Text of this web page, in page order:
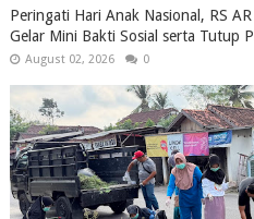
Peringati Hari Anak Nasional, RS
Gelar Mini Bakti Sosial serta Tutup
August 02, 2026 0